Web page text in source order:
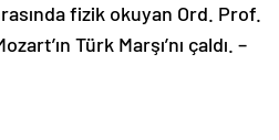
fizik okuyan Ord. Prof.
Türk Marşı’nı çaldı. –